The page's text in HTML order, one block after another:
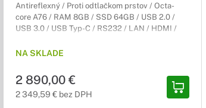
Antireflexný / Proti odtlačkom prstov / Octa-
core A76 / RAM 8GB / SSD 64GB / USB 2.0 /
USB 3.0 / USB Typ-C / RS232 / LAN / HDMI /
/ Android 13
NA SKLADE
2 890,00 €
2 349,59 € bez DPH